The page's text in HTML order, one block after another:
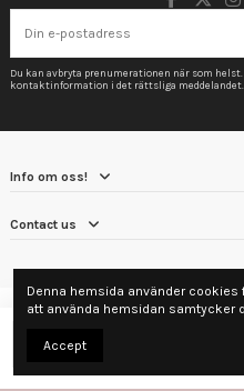
Du kan avbryta prenumerationen när som
kontaktinformation i det rättsliga meddelandet.
Info om oss!
Contact us
Denna hemsida använder
att använda hemsidan samtycker
Accept